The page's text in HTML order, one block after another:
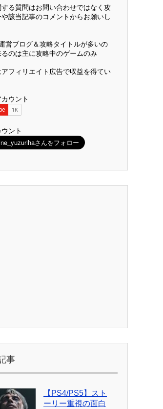
る質問はお問い合わせではなく攻
該当記事のコメントからお願いし
営ブログ＆攻略タイトルが多いの
のは主に攻略中のゲームのみ
フィリエイト広告で収益を得てい
ウント
ント
事
【PS4/PS5】スト
ーリー重視の面白